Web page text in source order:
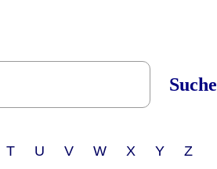
Suche
U V W X Y Z